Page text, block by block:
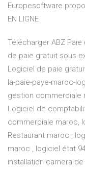
Europesoftware
EN LIGNE
Télécharger ABZ
de paie gratuit sous
Logiciel de paie
la-paie-paye-maroc-
gestion commerciale
Logiciel de
commerciale maroc,
Restaurant maroc ,
maroc , logiciel état
installation camera